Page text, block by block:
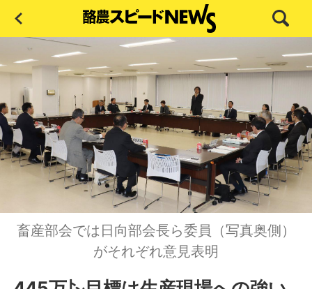
畜産部会では日向部会長ら委員（写真奥側）
がそれぞれ意見表明